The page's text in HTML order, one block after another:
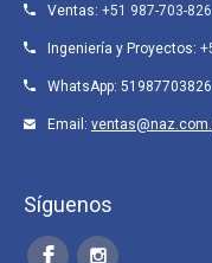
Ventas: +51 987-703-826
Ingeniería y Proyectos:
WhatsApp: 51987703826
Email:
Síguenos